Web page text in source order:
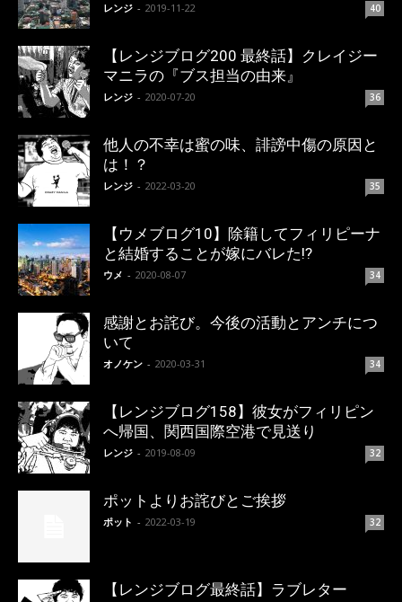
レンジ - 2019-11-22 40
【レンジブログ200 最終話】クレイジー
マニラの『ブス担当の由来』
レンジ - 2020-07-20 36
他人の不幸は蜜の味、誹謗中傷の原因と
は！？
レンジ - 2022-03-20 35
【ウメブログ10】除籍してフィリピーナ
と結婚することが嫁にバレた!?
ウメ - 2020-08-07 34
感謝とお詫び。今後の活動とアンチにつ
いて
オノケン - 2020-03-31 34
【レンジブログ158】彼女がフィリピン
へ帰国、関西国際空港で見送り
レンジ - 2019-08-09 32
ポットよりお詫びとご挨拶
ポット - 2022-03-19 32
【レンジブログ最終話】ラブレター